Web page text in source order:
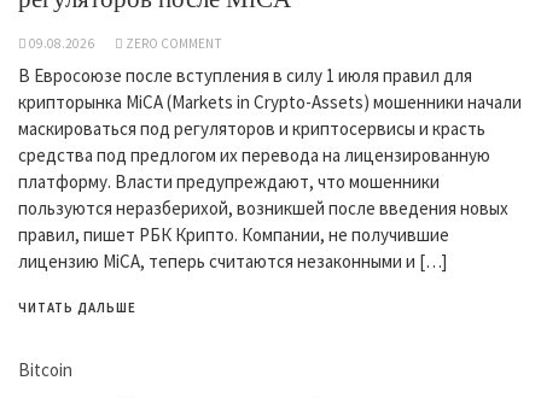
09.08.2026 ZERO COMMENT
В Евросоюзе после вступления в силу 1 июля правил для
крипторынка MiCA (Markets in Crypto-Assets) мошенники начали
маскироваться под регуляторов и криптосервисы и красть
средства под предлогом их перевода на лицензированную
платформу. Власти предупреждают, что мошенники
пользуются неразберихой, возникшей после введения новых
правил, пишет РБК Крипто. Компании, не получившие
лицензию MiCA, теперь считаются незаконными и […]
ЧИТАТЬ ДАЛЬШЕ
Bitcoin